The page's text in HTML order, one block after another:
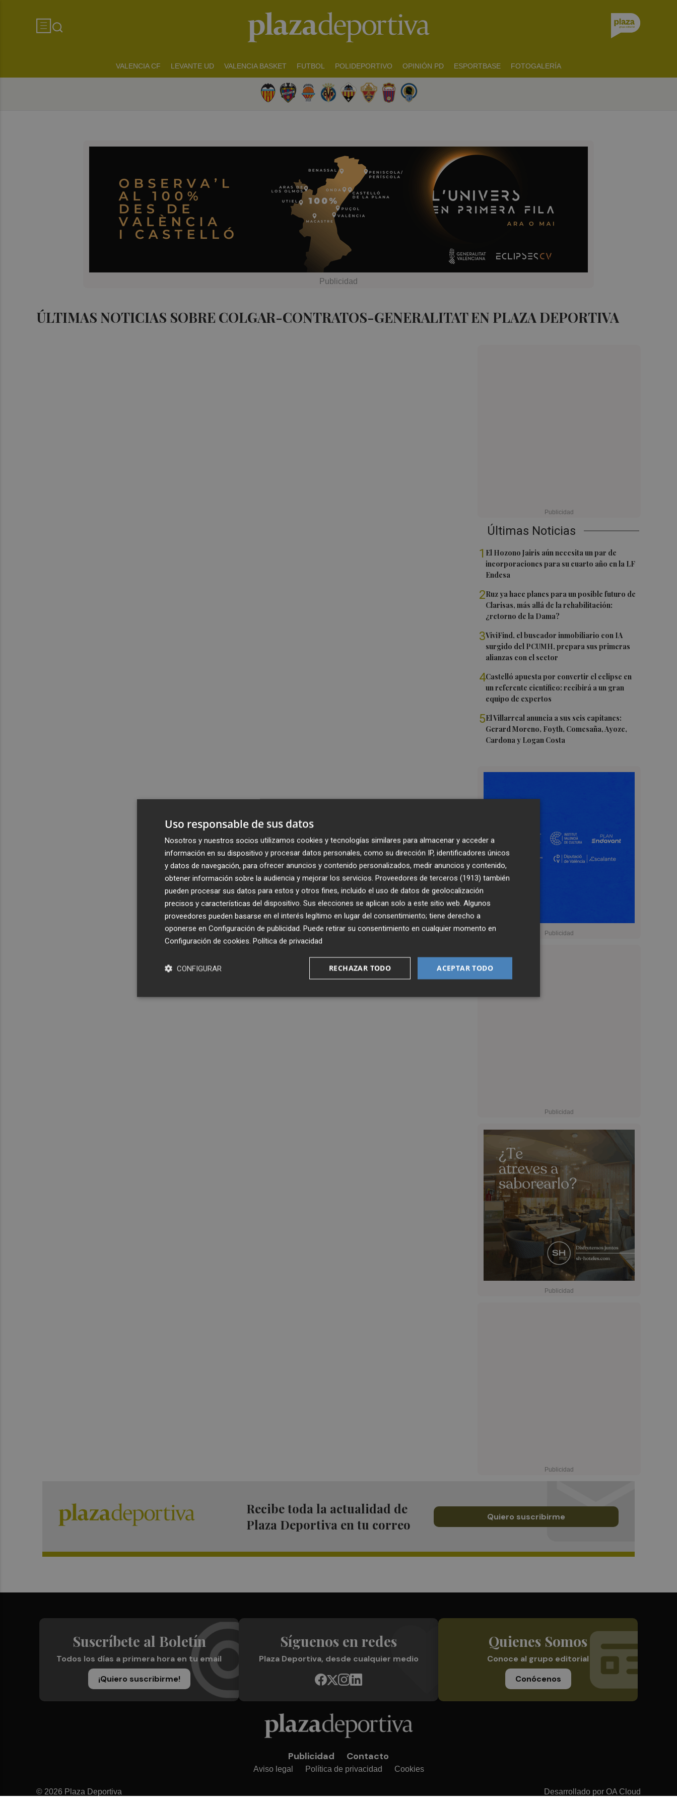
VALENCIA CF LEVANTE UD VALENCIA BASKET FUTBOL POLIDEPORTIVO OPINIÓN PD ESPORTBASE FOTOGALERÍA
ÚLTIMAS NOTICIAS SOBRE COLGAR-CONTRATOS-GENERALITAT EN PLAZA DEPORTIVA
Últimas Noticias
1 El Hozono Jairis aún necesita un par de
incorporaciones para su cuarto año en la LF
Endesa
2Ruz ya hace planes para un posible futuro de
Clarisas, más allá de la rehabilitación:
¿retorno de la Dama?
3ViviFind, el buscador inmobiliario con IA
surgido del PCUMH, prepara sus primeras
alianzas con el sector
4Castelló apuesta por convertir el eclipse en
un referente científico: recibirá a un gran
equipo de expertos
5El Villarreal anuncia a sus seis capitanes:
Gerard Moreno, Foyth, Comesaña, Ayoze,
Cardona y Logan Costa
Recibe toda la actualidad de
Plaza Deportiva en tu correo
Quiero suscribirme
Suscríbete al Boletín
Todos los días a primera hora en tu email
¡Quiero suscribirme!
Síguenos en redes
Plaza Deportiva, desde cualquier medio
Quienes Somos
Conoce al grupo editorial
Conócenos
Publicidad Contacto
Aviso legal Política de privacidad Cookies
© 2026 Plaza Deportiva Desarrollado por OA Cloud
Uso responsable de sus datos
Nosotros y nuestros socios utilizamos cookies y tecnologías similares para almacenar y acceder a
información en su dispositivo y procesar datos personales, como su dirección IP, identificadores únicos
y datos de navegación, para ofrecer anuncios y contenido personalizados, medir anuncios y contenido,
obtener información sobre la audiencia y mejorar los servicios. Proveedores de terceros (1913) también
pueden procesar sus datos para estos y otros fines, incluido el uso de datos de geolocalización
precisos y características del dispositivo. Sus elecciones se aplican solo a este sitio web. Algunos
proveedores pueden basarse en el interés legítimo en lugar del consentimiento; tiene derecho a
oponerse en Configuración de publicidad. Puede retirar su consentimiento en cualquier momento en
Configuración de cookies. Política de privacidad
ACEPTAR TODO
RECHAZAR TODO
CONFIGURAR